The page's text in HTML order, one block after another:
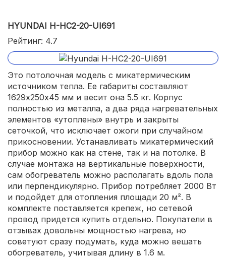
HYUNDAI H-HC2-20-UI691
Рейтинг: 4.7
Это потолочная модель с микатермическим
источником тепла. Ее габариты составляют
1629х250х45 мм и весит она 5.5 кг. Корпус
полностью из металла, а два ряда нагревательных
элементов «утоплены» внутрь и закрыты
сеточкой, что исключает ожоги при случайном
прикосновении. Устанавливать микатермический
прибор можно как на стене, так и на потолке. В
случае монтажа на вертикальные поверхности,
сам обогреватель можно располагать вдоль пола
или перпендикулярно. Прибор потребляет 2000 Вт
и подойдет для отопления площади 20 м². В
комплекте поставляется крепеж, но сетевой
провод придется купить отдельно. Покупатели в
отзывах довольны мощностью нагрева, но
советуют сразу подумать, куда можно вешать
обогреватель, учитывая длину в 1.6 м.